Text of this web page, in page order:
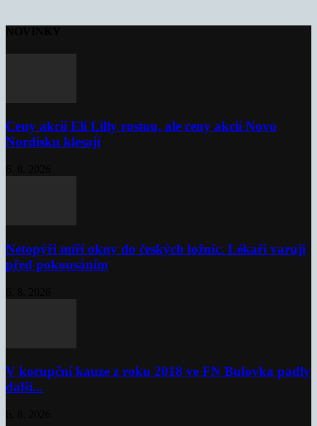
Ceny akcií Eli Lilly rostou, ale ceny akcií Novo
Nordisku klesají
Netopýři míří okny do českých ložnic. Lékaři varují
před pokousáním
V korupční kauze z roku 2018 ve FN Bulovka padly
další...